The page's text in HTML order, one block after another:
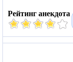
Рейтинг анекдота